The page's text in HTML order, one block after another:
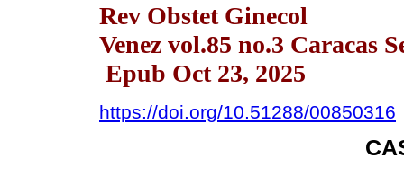
Rev Obstet Ginecol
Venez vol.85 no.3 Caracas
Epub Oct 23, 2025
https://doi.org/10.51288/00850316